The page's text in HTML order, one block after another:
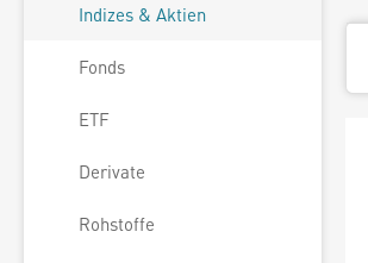
Indizes & Aktien
Fonds
ETF
Derivate
Rohstoffe